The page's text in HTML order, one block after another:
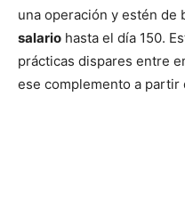
una operación y estén de
salario hasta el día 150.
prácticas dispares entre
ese complemento a partir